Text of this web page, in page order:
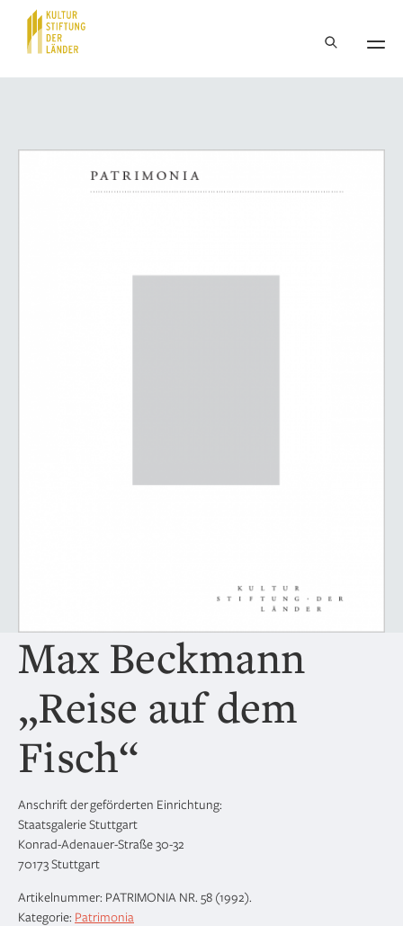
Hauptnavigation
Max Beckmann
„Reise auf dem
Fisch“
Anschrift der geförderten Einrichtung:
Staatsgalerie Stuttgart
Konrad-Adenauer-Straße 30-32
70173 Stuttgart
Artikelnummer: PATRIMONIA NR. 58 (1992).
Kategorie: Patrimonia